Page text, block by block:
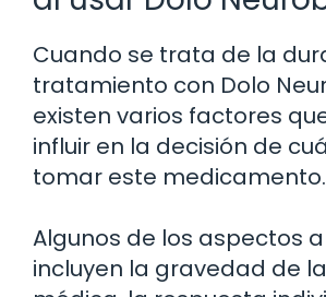
Cuando se trata de la
tratamiento con Dolo
existen varios factores
influir en la decisión de
tomar este medicamento.
Algunos de los aspectos
incluyen la gravedad de